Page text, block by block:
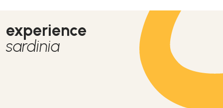
experience
sardinia